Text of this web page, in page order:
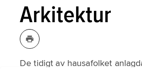
Arkitektur
De tidigt av hausafolket